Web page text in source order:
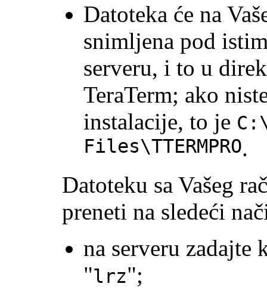
Datoteka će na
snimljena pod
serveru, i to u
TeraTerm; ako
instalacije, to je
Files\TTERMPRO.
Datoteku sa Vašeg
preneti na sledeći
na serveru zadajte
"lrz";